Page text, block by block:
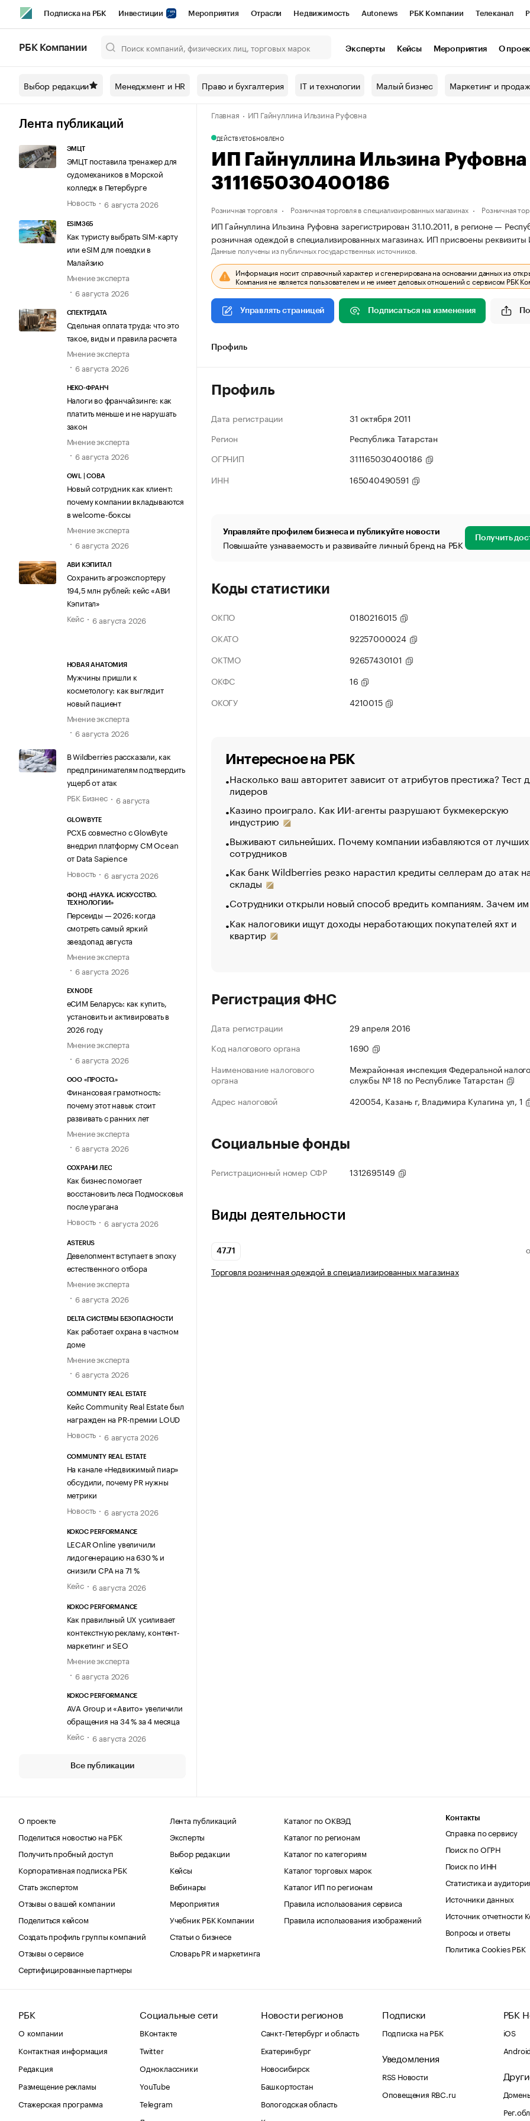
Подписка на РБК Инвестиции Мероприятия Отрасли Недвижимость Autonews РБК Компании Телеканал
Спецпроекты СПб Конференции СПб Спецпроекты Проверка контрагентов
Технологии и медиа Рынок наличной валюты
РБК Компании Эксперты Кейсы Мероприятия О
Выбор редакции Менеджмент и HR Право и бухгалтерия IT и технологии Малый бизнес Маркетинг и
Лента публикаций
ЭМЦТ
ЭМЦТ поставила тренажер для
судомехаников в Морской
колледж в Петербурге
Новость
6 августа 2026
ESIM365
Как туристу выбрать SIM-карту
или eSIM для поездки в
Малайзию
Мнение эксперта
6 августа 2026
СПЕКТРДАТА
Сдельная оплата труда: что это
такое, виды и правила расчета
Мнение эксперта
6 августа 2026
НЕКО-ФРАНЧ
Налоги во франчайзинге: как
платить меньше и не нарушать
закон
Мнение эксперта
6 августа 2026
OWL | СОВА
Новый сотрудник как клиент:
почему компании вкладываются
в welcome-боксы
Мнение эксперта
6 августа 2026
АВИ КЭПИТАЛ
Сохранить агроэкспортеру
194,5 млн рублей: кейс «АВИ
Кэпитал»
Кейс
6 августа 2026
НОВАЯ АНАТОМИЯ
Мужчины пришли к
косметологу: как выглядит
новый пациент
Мнение эксперта
6 августа 2026
В Wildberries рассказали, как
предпринимателям подтвердить
ущерб от атак
РБК Бизнес
6 августа
GLOWBYTE
РСХБ совместно с GlowByte
внедрил платформу CM Ocean
от Data Sapience
Новость
6 августа 2026
ФОНД «НАУКА. ИСКУССТВО.
ТЕХНОЛОГИИ»
Персеиды — 2026: когда
смотреть самый яркий
звездопад августа
Мнение эксперта
6 августа 2026
EXNODE
еСИМ Беларусь: как купить,
установить и активировать в
2026 году
Мнение эксперта
6 августа 2026
ООО «ПРОСТО.»
Финансовая грамотность:
почему этот навык стоит
развивать с ранних лет
Мнение эксперта
6 августа 2026
СОХРАНИ ЛЕС
Как бизнес помогает
восстановить леса Подмосковья
после урагана
Новость
6 августа 2026
ASTERUS
Девелопмент вступает в эпоху
естественного отбора
Мнение эксперта
6 августа 2026
DELTA СИСТЕМЫ БЕЗОПАСНОСТИ
Как работает охрана в частном
доме
Мнение эксперта
6 августа 2026
COMMUNITY REAL ESTATE
Кейс Community Real Estate был
награжден на PR-премии LOUD
Новость
6 августа 2026
COMMUNITY REAL ESTATE
На канале «Недвижимый пиар»
обсудили, почему PR нужны
метрики
Новость
6 августа 2026
KOKOC PERFORMANCE
LECAR Online увеличили
лидогенерацию на 630 % и
снизили CPA на 71 %
Кейс
6 августа 2026
KOKOC PERFORMANCE
Как правильный UX усиливает
контекстную рекламу, контент-
маркетинг и SEO
Мнение эксперта
6 августа 2026
KOKOC PERFORMANCE
AVA Group и «Авито» увеличили
обращения на 34 % за 4 месяца
Кейс
6 августа 2026
Все публикации
Главная ИП Гайнуллина Ильзина Руфовна
ДЕЙСТВУЕТОБНОВЛЕНО
ИП Гайнуллина Ильзина
311165030400186
Розничная торговля Розничная торговля в специализированных магазинах Розничная
ИП Гайнуллина Ильзина Руфовна зарегистрирован 31.10.2011, в регионе —
розничная одеждой в специализированных магазинах. ИП присвоены
Данные получены из публичных государственных источников.
Информация носит справочный характер и сгенерирована на основании данных из
Компания не является пользователем и не имеет деловых отношений с сервисом РБК
Управлять страницей Подписаться на изменения
Профиль
Профиль
Дата регистрации
31 октября 2011
Регион
Республика Татарстан
ОГРНИП
311165030400186
ИНН
165040490591
Управляйте профилем бизнеса и публикуйте новости
Повышайте узнаваемость и развивайте личный бренд на РБК Получить
Коды статистики
ОКПО
0180216015
ОКАТО
92257000024
ОКТМО
92657430101
ОКФС
16
ОКОГУ
4210015
Интересное на РБК
Насколько ваш авторитет зависит от атрибутов престижа? Тест
лидеров
Казино проиграло. Как ИИ-агенты разрушают букмекерскую
индустрию
Выживают сильнейших. Почему компании избавляются от лучших
сотрудников
Как банк Wildberries резко нарастил кредиты селлерам до атак
склады
Сотрудники открыли новый способ вредить компаниям. Зачем
Как налоговики ищут доходы неработающих покупателей яхт и
квартир
Регистрация ФНС
Дата регистрации
29 апреля 2016
Код налогового органа
1690
Наименование налогового
органа
Межрайонная инспекция Федеральной
службы № 18 по Республике Татарстан
Адрес налоговой
420054, Казань г, Владимира Кулагина ул, 1
Социальные фонды
Регистрационный номер СФР 1312695149
Виды деятельности
47.71
Торговля розничная одеждой в специализированных магазинах
О проекте
Поделиться новостью на РБК
Получить пробный доступ
Корпоративная подписка РБК
Стать экспертом
Отзывы о вашей компании
Поделиться кейсом
Создать профиль группы компаний
Отзывы о сервисе
Сертифицированные партнеры
Лента публикаций
Эксперты
Выбор редакции
Кейсы
Вебинары
Мероприятия
Учебник РБК Компании
Статьи о бизнесе
Словарь PR и маркетинга
Каталог по ОКВЭД
Каталог по регионам
Каталог по категориям
Каталог торговых марок
Каталог ИП по регионам
Правила использования сервиса
Правила использования изображений
Контакты
Справка по сервису
Поиск по ОГРН
Поиск по ИНН
Статистика и
Источники данных
Источник отчетности
Вопросы и ответы
Политика Cookies РБК
РБК
О компании
Контактная информация
Редакция
Размещение рекламы
Стажерская программа
Социальные сети
ВКонтакте
Twitter
Одноклассники
YouTube
Telegram
Новости регионов
Санкт-Петербург и область
Екатеринбург
Новосибирск
Башкортостан
Вологодская область
Подписки
Подписка на РБК
Уведомления
RSS Новости
Оповещения RBC.ru
РБК
iOS